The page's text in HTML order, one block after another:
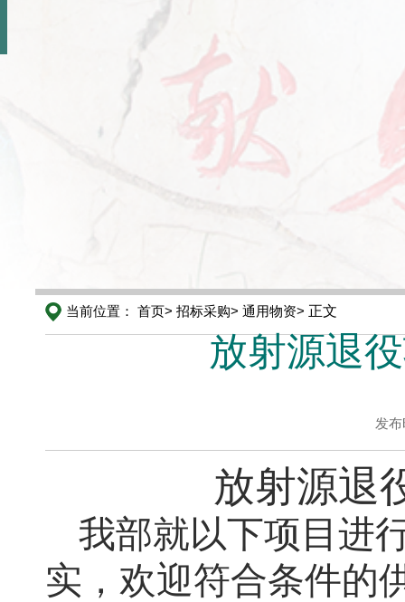
当前位置： 首页> 招标采购> 通用物资> 正文
放射源退
发
放射源退
我部就以下项目进
实，欢迎符合条件的